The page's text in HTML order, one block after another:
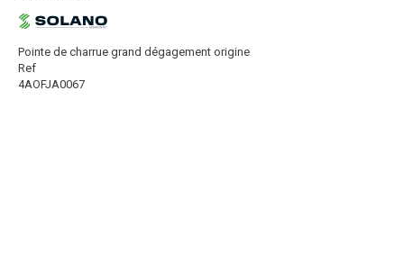
Pointe de charrue grand dégagement origine
Ref
4AOFJA0067